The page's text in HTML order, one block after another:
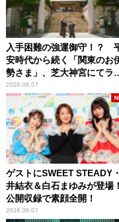
入手困難の強運御守！？
安時代から続く「関東のお
勢さま」、芝大神宮にてラ
パンプスが合格祈願！
2026.08.07
ゲストにSWEET STEADY
井結衣＆白石まゆみが登場！
公開収録で素顔全開！
2026.08.07